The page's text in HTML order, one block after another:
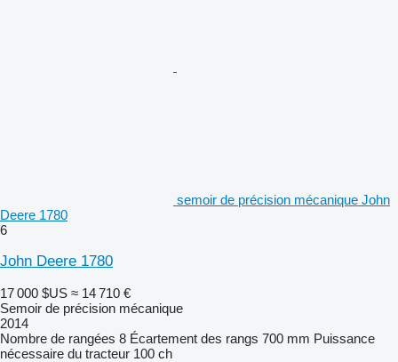
semoir de précision mécanique John
Deere 1780
6
John Deere 1780
17 000 $US ≈ 14 710 €
Semoir de précision mécanique
2014
Nombre de rangées 8 Écartement des rangs 700 mm Puissance
nécessaire du tracteur 100 ch